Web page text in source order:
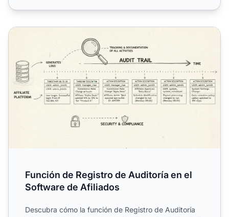
Función de Registro de Auditoría en el Software de
Función de Registro de Auditoría en el
Software de Afiliados
Descubra cómo la función de Registro de Auditoría